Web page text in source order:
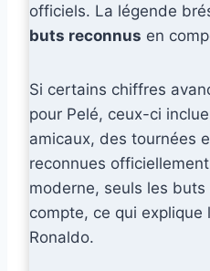
officiels. La légende
buts reconnus en
Si certains chiffres
pour Pelé, ceux-ci
amicaux, des tournées
reconnues
moderne, seuls les
compte, ce qui explique
Ronaldo.